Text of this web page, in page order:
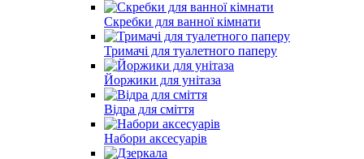
Скребки для ванної кімнати
Тримачі для туалетного паперу
Йоржики для унітаза
Відра для сміття
Набори аксесуарів